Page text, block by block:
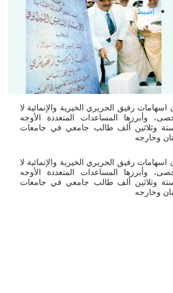
رفيق الحريري الخيرية والإنمائية لا
المساعدات المتعددة الأوجه
ألف طالب جامعي في جامعات
رفيق الحريري الخيرية والإنمائية لا
المساعدات المتعددة الأوجه
ألف طالب جامعي في جامعات
00:00